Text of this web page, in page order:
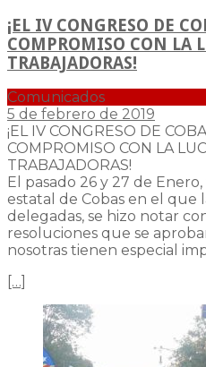
¡EL IV CONGRESO DE
COMPROMISO CON LA
TRABAJADORAS!
Comunicados
5 de febrero de 2019
¡EL IV CONGRESO DE
COMPROMISO CON LA
TRABAJADORAS!
El pasado 26 y 27 de
estatal de Cobas en el que
delegadas, se hizo notar
resoluciones que se
nosotras tienen especial
[…]